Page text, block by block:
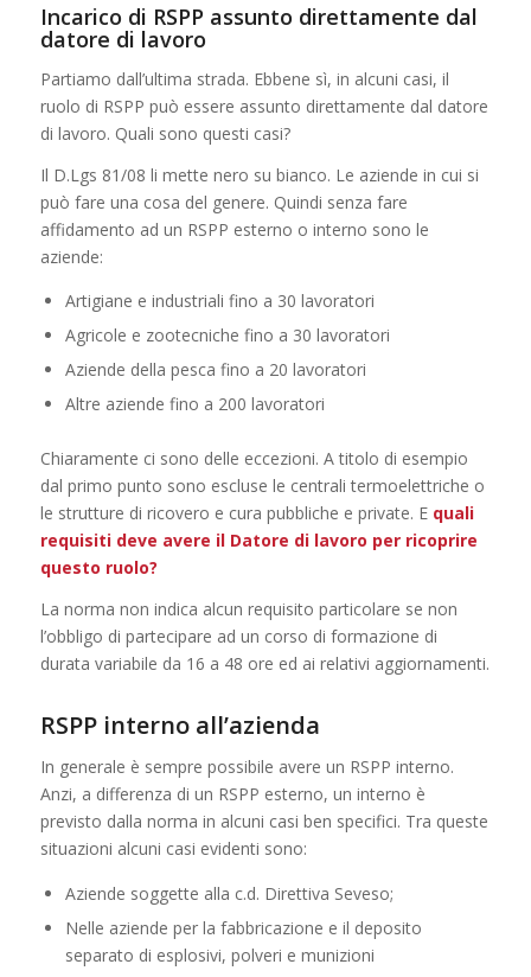
Incarico di RSPP assunto direttamente dal
datore di lavoro
Partiamo dall’ultima strada. Ebbene sì, in alcuni casi, il
ruolo di RSPP può essere assunto direttamente dal datore
di lavoro. Quali sono questi casi?
Il D.Lgs 81/08 li mette nero su bianco. Le aziende in cui si
può fare una cosa del genere. Quindi senza fare
affidamento ad un RSPP esterno o interno sono le
aziende:
Artigiane e industriali fino a 30 lavoratori
Agricole e zootecniche fino a 30 lavoratori
Aziende della pesca fino a 20 lavoratori
Altre aziende fino a 200 lavoratori
Chiaramente ci sono delle eccezioni. A titolo di esempio
dal primo punto sono escluse le centrali termoelettriche o
le strutture di ricovero e cura pubbliche e private. E quali
requisiti deve avere il Datore di lavoro per ricoprire
questo ruolo?
La norma non indica alcun requisito particolare se non
l’obbligo di partecipare ad un corso di formazione di
durata variabile da 16 a 48 ore ed ai relativi aggiornamenti.
RSPP interno all’azienda
In generale è sempre possibile avere un RSPP interno.
Anzi, a differenza di un RSPP esterno, un interno è
previsto dalla norma in alcuni casi ben specifici. Tra queste
situazioni alcuni casi evidenti sono:
Aziende soggette alla c.d. Direttiva Seveso;
Nelle aziende per la fabbricazione e il deposito
separato di esplosivi, polveri e munizioni